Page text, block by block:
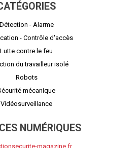
Détection - Alarme
- Contrôle d'accès
Lutte contre le feu
du travailleur isolé
Robots
mécanique
Vidéosurveillance
NUMÉRIQUES
magazine.fr